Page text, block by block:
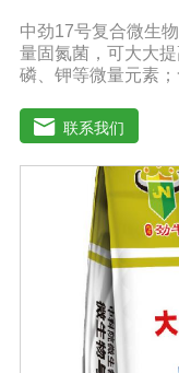
中劲17号复合微生
量固氮菌，可大大
磷、钾等微量元素
大大提高土壤肥力
作物的不同，高达
加农民收入。重建
土壤板结，激发土
发达根系，增强吸
中的线虫和植物根
促进植物生长发育
花整齐，保花保果
抗重建，抗倒伏，
每个时期都有不同
现长期脱肥现象。
葡萄、桃、枸杞、
联系我们